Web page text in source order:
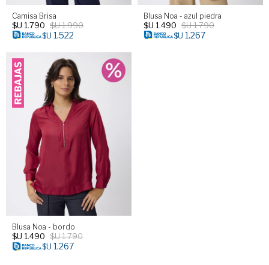
Camisa Brisa
$U 1.790 $U1.990
$U 1.522
Blusa Noa - azul piedra
$U 1.490 $U1.790
$U 1.267
Blusa Noa - bordo
$U 1.490 $U1.790
$U 1.267